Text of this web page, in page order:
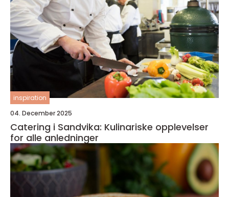
inspiration
04. December 2025
Catering i Sandvika: Kulinariske opplevelser
for alle anledninger